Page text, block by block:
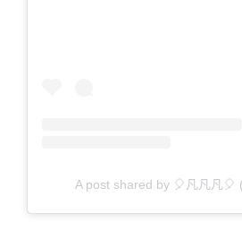
A post shared by 🎈凡凡凡🎈